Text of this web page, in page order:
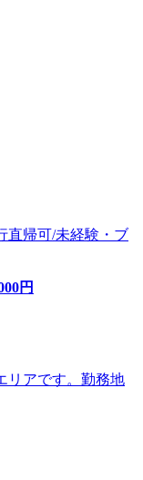
直帰可/未経験・ブ
円
リアです。勤務地